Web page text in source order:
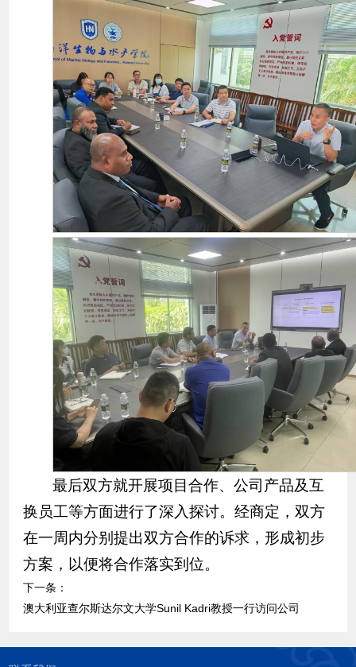
最后双方就开展项目合作、公司产品及互
换员工等方面进行了深入探讨。经商定，双方
在一周内分别提出双方合作的诉求，形成初步
方案，以便将合作落实到位。
下一条：
澳大利亚查尔斯达尔文大学Sunil Kadri教授一行访问公司